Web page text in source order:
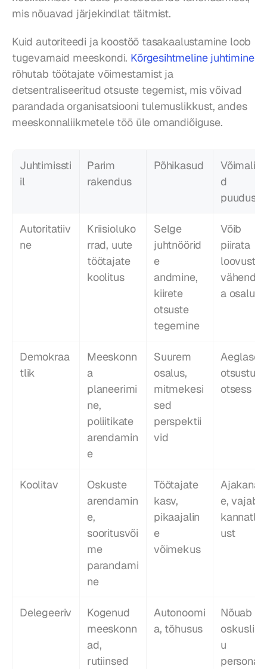
mis nõuavad järjekindlat täitmist.
Kuid autoriteedi ja koostöö tasakaalustamine loob
tugevamaid meeskondi. Kõrgesihtmeline juhtimine
rõhutab töötajate võimestamist ja
detsentraliseeritud otsuste tegemist, mis võivad
parandada organisatsiooni tulemuslikkust, andes
meeskonnaliikmetele töö üle omandiõiguse.
Juhtimissti
il
Parim
rakendus
Põhikasud
d
Autoritatiiv
ne
Kriisioluko
rrad, uute
töötajate
koolitus
Selge
juhtnöörid
e
andmine,
kiirete
otsuste
tegemine
Võib
piirata
loovust,
a osalust
Demokraa
tlik
Meeskonn
a
planeerimi
ne,
poliitikate
arendamin
e
Suurem
osalus,
mitmekesi
sed
perspektii
vid
otsess
Koolitav
Oskuste
arendamin
e,
sooritusvõi
me
parandami
ne
Töötajate
kasv,
pikaajalin
e
võimekus
e, vajab
ust
Delegeeriv
Kogenud
meeskonn
ad,
rutiinsed
Autonoomi
a, tõhusus
Nõuab
oskuslikk
u